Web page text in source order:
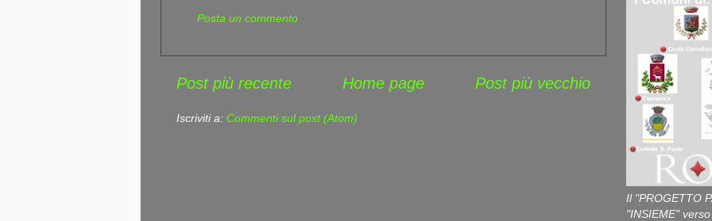
Posta un commento
Post più recente Post più vecchio
Home page
Iscriviti a: Commenti sul post (Atom)
Il "PROGETTO
"INSIEME"